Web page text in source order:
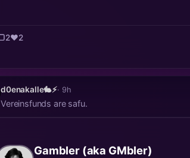
2❤️2
d0enakalle🐇⚡· 9h
Vereinsfunds are safu.
Gambler (aka GMbler)